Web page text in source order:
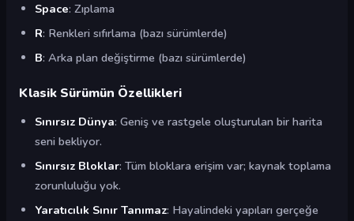
Space: Zıplama
R: Renkleri sıfırlama (bazı sürümlerde)
B: Arka plan değiştirme (bazı sürümlerde)
Klasik Sürümün Özellikleri
Sınırsız Dünya: Geniş ve rastgele oluşturulan bir harita
seni bekliyor.
Sınırsız Bloklar: Tüm bloklara erişim var; kaynak toplama
zorunluluğu yok.
Yaratıcılık Sınır Tanımaz: Hayalindeki yapıları gerçeğe